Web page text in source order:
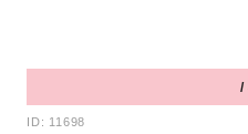
/
ID: 11698